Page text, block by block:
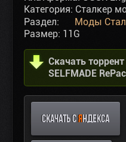
Категория: Сталкер
Раздел:
Моды
Размер: 11G
Скачать
SELFMADE
СКАЧАТЬ СЯ НДЕКСА